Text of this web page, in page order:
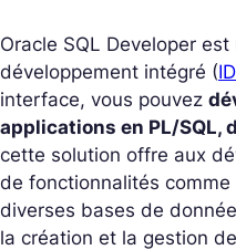
Oracle SQL Developer
développement intégré (
interface, vous pouvez
applications en PL/SQL,
cette solution offre aux
de fonctionnalités
diverses bases de
la création et la gestion